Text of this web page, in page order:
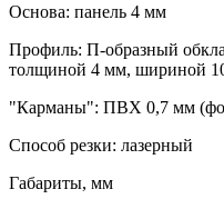
Основа: панель 4 мм
Профиль: П-образный
толщиной 4 мм, шириной
"Карманы": ПВХ 0,7 мм
Способ резки: лазерный
Габариты, мм